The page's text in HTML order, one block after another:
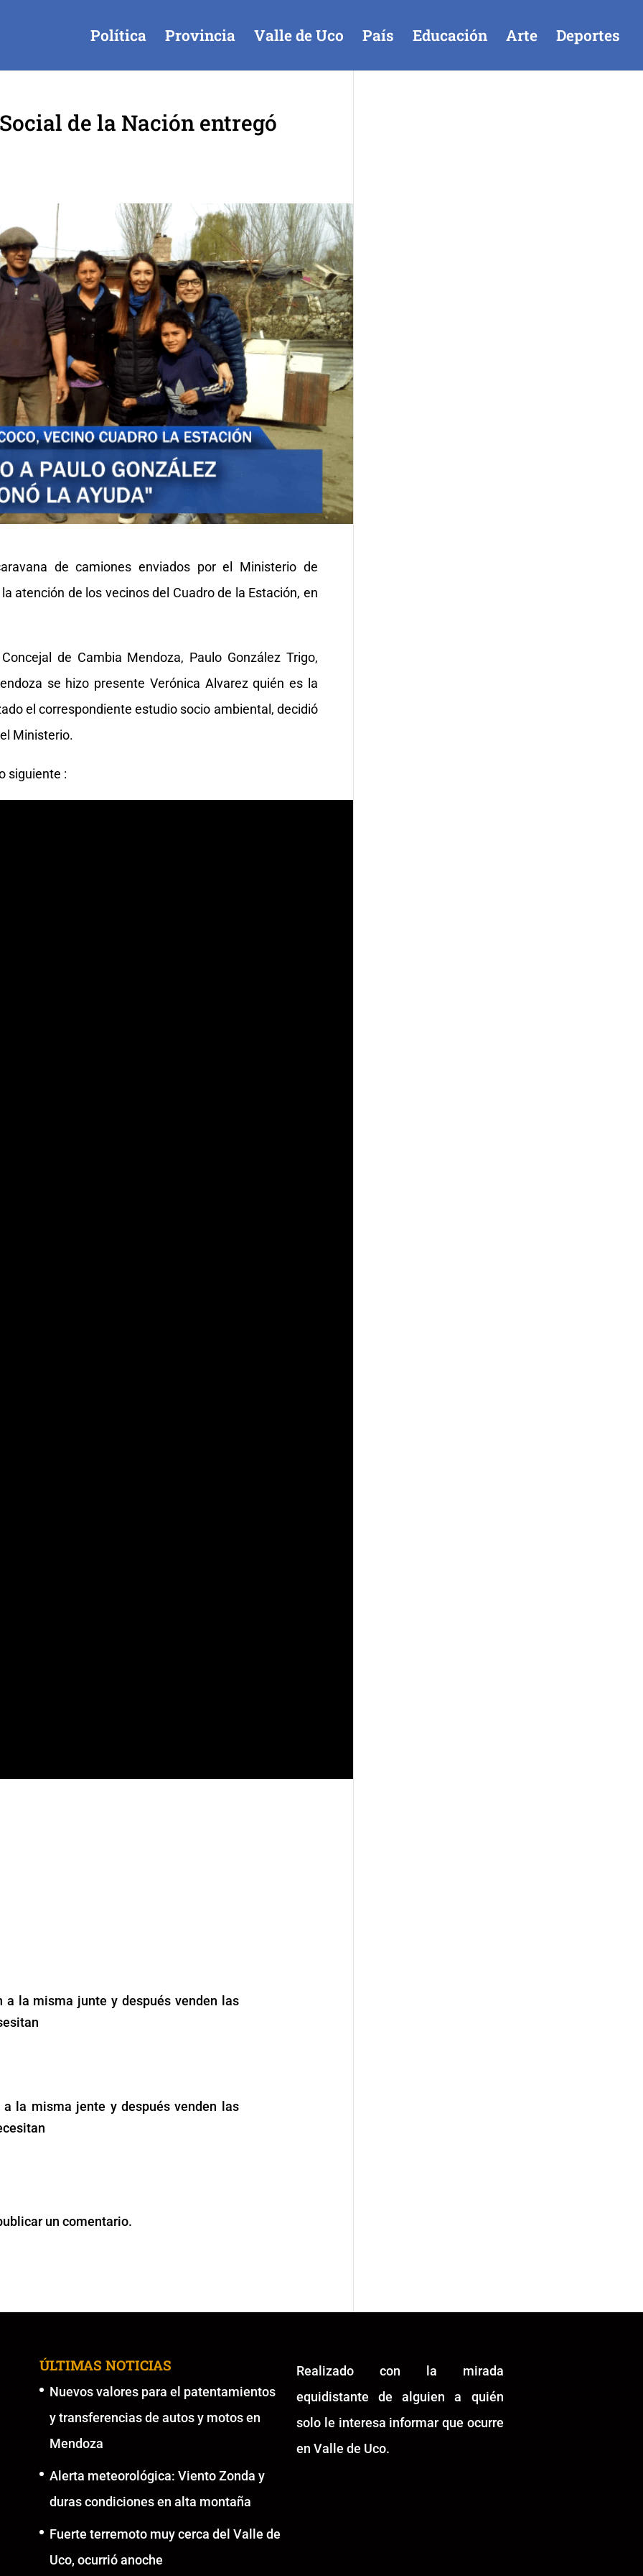
Política Provincia Valle de Uco País Educación Arte Deportes
de la Nación entregó
de camiones enviados por el Ministerio de
atención de los vecinos del Cuadro de la Estación, en
de Cambia Mendoza, Paulo González Trigo,
se hizo presente Verónica Alvarez quién es la
el correspondiente estudio socio ambiental, decidió
Ministerio.
siguiente :
la misma junte y después venden las
la misma jente y después venden las
un comentario.
ÚLTIMAS NOTICIAS
Nuevos valores para el patentamientos
y transferencias de autos y motos en
Mendoza
Alerta meteorológica: Viento Zonda y
duras condiciones en alta montaña
Fuerte terremoto muy cerca del Valle de
Uco, ocurrió anoche
Realizado con la mirada
equidistante de alguien a quién
solo le interesa informar que ocurre
en Valle de Uco.